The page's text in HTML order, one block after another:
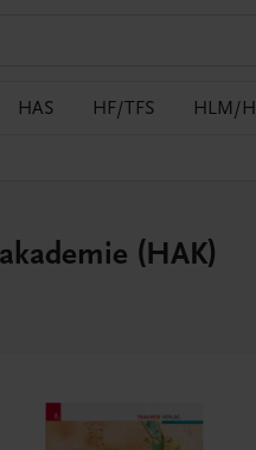
HAS HF/TFS HLM/
(HAK)